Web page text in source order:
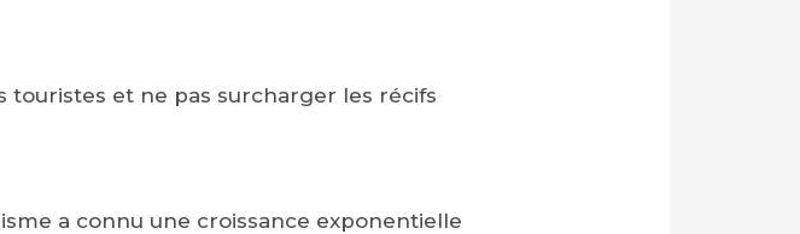
touristes et ne pas surcharger les récifs
a connu une croissance exponentielle